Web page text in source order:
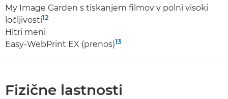
My Image Garden s tiskanjem filmov v polni visoki
ločljivosti12
Hitri meni
Easy-WebPrint EX (prenos)13
Fizične lastnosti